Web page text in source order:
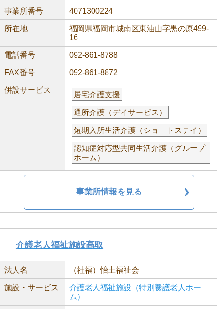
事業所番号 4071300224
所在地
福岡県福岡市城南区東油山字黒の原499-
16
電話番号 092-861-8788
FAX番号 092-861-8872
併設サービス
居宅介護支援
通所介護（デイサービス）
短期入所生活介護（ショートステイ）
認知症対応型共同生活介護（グループ
ホーム）
事業所情報を見る
介護老人福祉施設高取
法人名 （社福）怡土福祉会
施設・サービス
介護老人福祉施設（特別養護老人ホー
ム）